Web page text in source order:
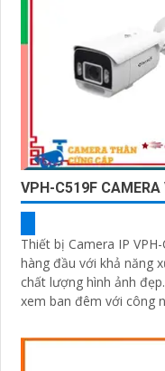
VPH-C519F CAMERA
Thiết bị Camera IP
hàng đầu với khả năng
chất lượng hình ảnh đẹp. Đặc biệt, thiết bị cung cấp khả năng
xem ban đêm với công